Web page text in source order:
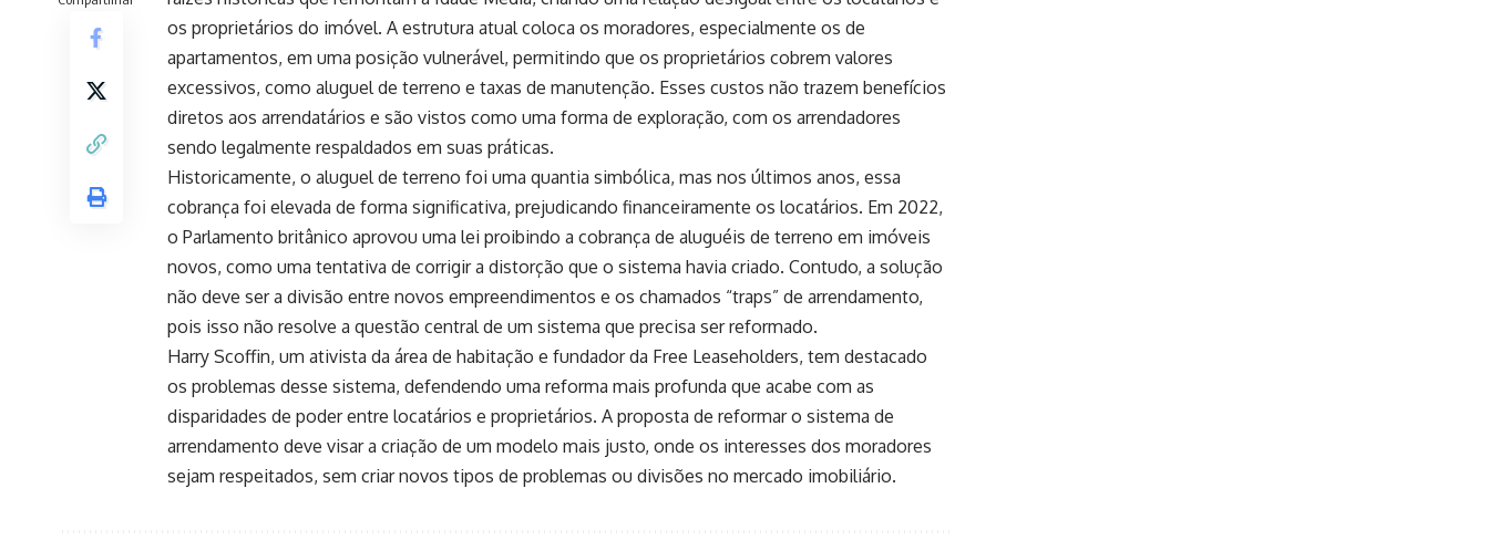
os proprietários do imóvel. A estrutura atual coloca os moradores, especialmente os de
apartamentos, em uma posição vulnerável, permitindo que os proprietários cobrem valores
excessivos, como aluguel de terreno e taxas de manutenção. Esses custos não trazem benefícios
diretos aos arrendatários e são vistos como uma forma de exploração, com os arrendadores
sendo legalmente respaldados em suas práticas.
Historicamente, o aluguel de terreno foi uma quantia simbólica, mas nos últimos anos, essa
cobrança foi elevada de forma significativa, prejudicando financeiramente os locatários. Em 2022,
o Parlamento britânico aprovou uma lei proibindo a cobrança de aluguéis de terreno em imóveis
novos, como uma tentativa de corrigir a distorção que o sistema havia criado. Contudo, a solução
não deve ser a divisão entre novos empreendimentos e os chamados “traps” de arrendamento,
pois isso não resolve a questão central de um sistema que precisa ser reformado.
Harry Scoffin, um ativista da área de habitação e fundador da Free Leaseholders, tem destacado
os problemas desse sistema, defendendo uma reforma mais profunda que acabe com as
disparidades de poder entre locatários e proprietários. A proposta de reformar o sistema de
arrendamento deve visar a criação de um modelo mais justo, onde os interesses dos moradores
sejam respeitados, sem criar novos tipos de problemas ou divisões no mercado imobiliário.